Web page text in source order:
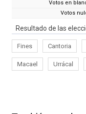
Votos en
Votos
Resultado de las
Fines Cantoria
Macael Urrácal